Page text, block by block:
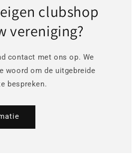
clubshop
vereniging?
contact met ons op. We
woord om de uitgebreide
bespreken.